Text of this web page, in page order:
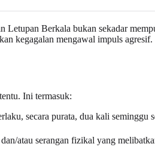
Letupan Berkala bukan sekadar
kegagalan mengawal impuls
Ini termasuk:
secara purata, dua kali seminggu
atau serangan fizikal yang